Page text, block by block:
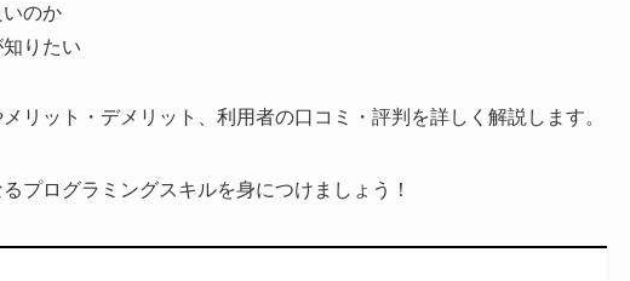
のか
りたい
リット・デメリット、利用者の口コミ・評判を詳しく解説します。
プログラミングスキルを身につけましょう！